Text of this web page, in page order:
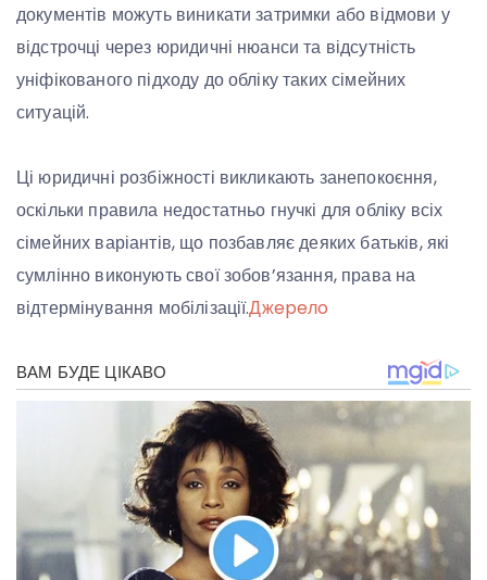
документів можуть виникати затримки або відмови у
відстрочці через юридичні нюанси та відсутність
уніфікованого підходу до обліку таких сімейних
ситуацій​.
Ці юридичні розбіжності викликають занепокоєння,
оскільки правила недостатньо гнучкі для обліку всіх
сімейних варіантів, що позбавляє деяких батьків, які
сумлінно виконують свої зобов’язання, права на
відтермінування мобілізації.Джepeлo